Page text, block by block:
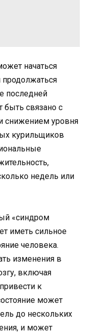
начаться
продолжаться
последней
быть связано с
снижением уровня
курильщиков
недель или
«синдром
иметь сильное
человека.
изменения в
включая
к
может
до нескольких
и может